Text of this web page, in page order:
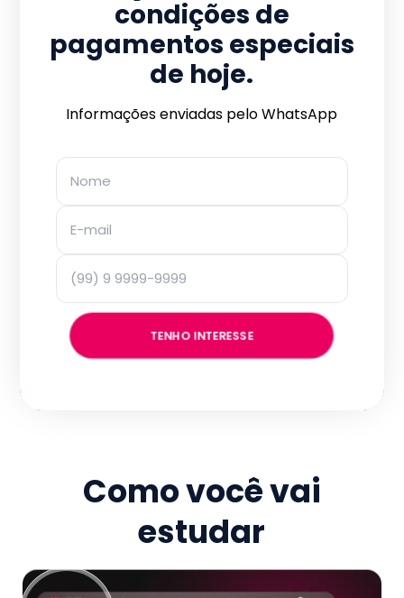
condições de
pagamentos especiais
de hoje.
Informações enviadas pelo WhatsApp
TENHO INTERESSE
Como você vai
estudar